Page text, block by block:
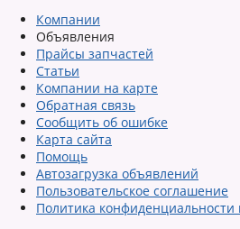
Компании
Объявления
Прайсы запчастей
Статьи
Компании на карте
Обратная связь
Сообщить об ошибке
Карта сайта
Помощь
Автозагрузка объявлений
Пользовательское соглашение
Политика